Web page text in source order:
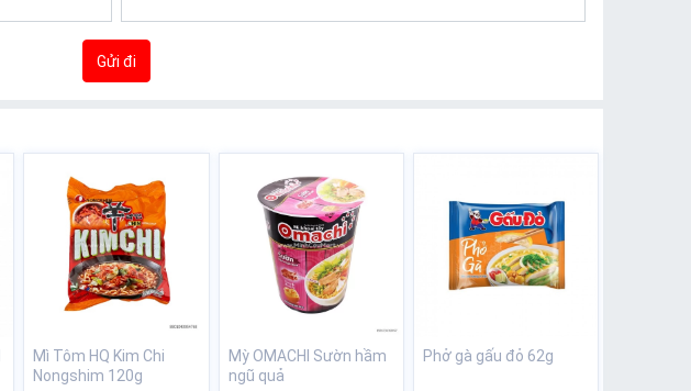
Gửi đi
Mì Tôm HQ Kim Chi
Nongshim 120g
Mỳ OMACHI Sườn hầm
ngũ quả
Phở gà gấu đỏ 62g